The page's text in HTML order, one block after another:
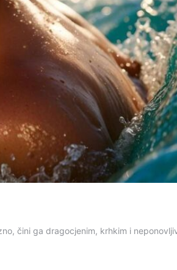
čini ga dragocjenim, krhkim i